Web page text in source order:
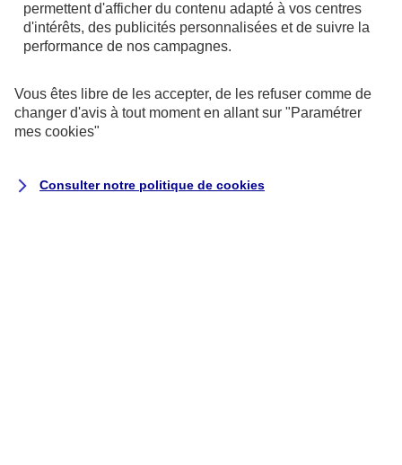
DÉMARCHES
permettent d'afficher du contenu adapté à vos centres
d'intérêts, des publicités personnalisées et de suivre la
performance de nos campagnes.
Vous êtes libre de les accepter, de les refuser comme de
changer d'avis à tout moment en allant sur "Paramétrer
mes cookies"
Consulter notre politique de cookies